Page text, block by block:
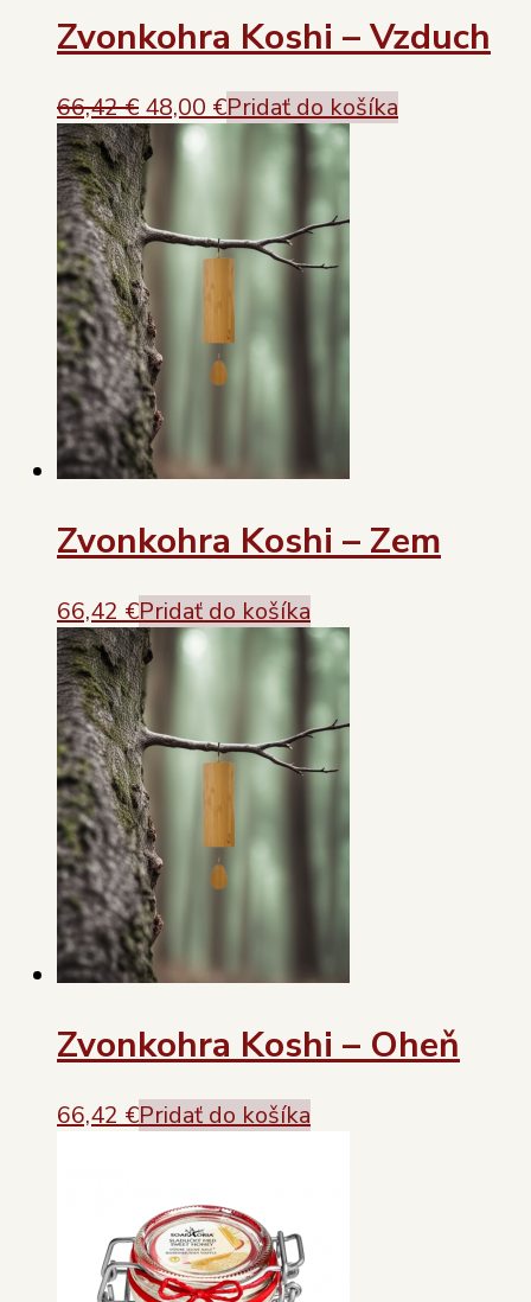
Zvonkohra Koshi – Vzduch
66,42€ Original
price
was:
66,42 €.
48,00 €Current
48,00 €.
Pridať do košíka
Zvonkohra Koshi – Zem
66,42 €Pridať do košíka
Zvonkohra Koshi – Oheň
66,42 €Pridať do košíka